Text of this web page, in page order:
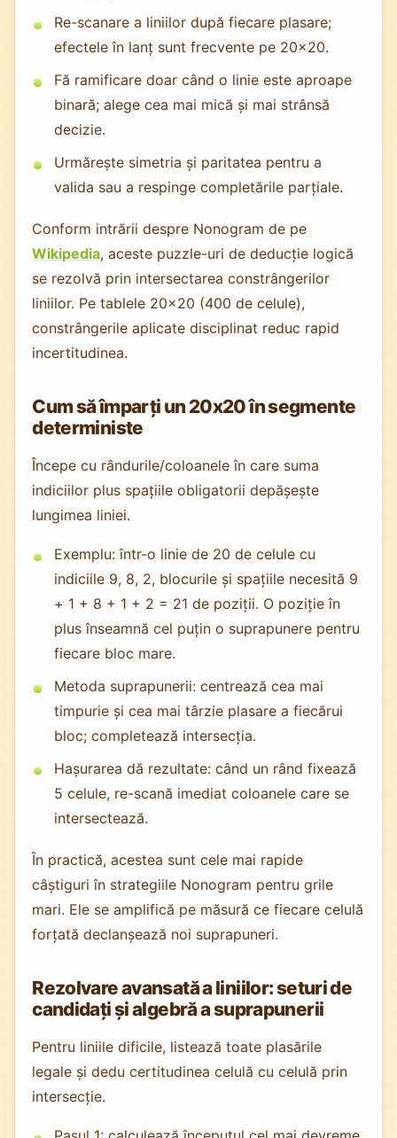
Re-scanare a liniilor după fiecare plasare;
efectele în lanț sunt frecvente pe 20x20.
Fă ramificare doar când o linie este aproape
binară; alege cea mai mică și mai strânsă
decizie.
Urmărește simetria și paritatea pentru a
valida sau a respinge completările parțiale.
Conform intrării despre Nonogram de pe
Wikipedia, aceste puzzle-uri de deducție logică
se rezolvă prin intersectarea constrângerilor
liniilor. Pe tablele 20x20 (400 de celule),
constrângerile aplicate disciplinat reduc rapid
incertitudinea.
Cum să împarți un 20x20 în segmente
deterministe
Începe cu rândurile/coloanele în care suma
indiciilor plus spațiile obligatorii depășește
lungimea liniei.
Exemplu: într-o linie de 20 de celule cu
indiciile 9, 8, 2, blocurile și spațiile necesită 9
+ 1 + 8 + 1 + 2 = 21 de poziții. O poziție în
plus înseamnă cel puțin o suprapunere pentru
fiecare bloc mare.
Metoda suprapunerii: centrează cea mai
timpurie și cea mai târzie plasare a fiecărui
bloc; completează intersecția.
Hașurarea dă rezultate: când un rând fixează
5 celule, re-scană imediat coloanele care se
intersectează.
În practică, acestea sunt cele mai rapide
câștiguri în strategiile Nonogram pentru grile
mari. Ele se amplifică pe măsură ce fiecare celulă
forțată declanșează noi suprapuneri.
Rezolvare avansată a liniilor: seturi de
candidați și algebră a suprapunerii
Pentru liniile dificile, listează toate plasările
legale și dedu certitudinea celulă cu celulă prin
intersecție.